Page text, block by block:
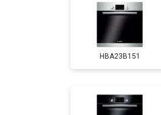
HBA23B151